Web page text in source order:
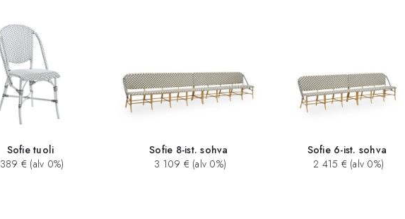
Sofie tuoli
389 € (alv 0%)
Sofie 8-ist. sohva
3 109 € (alv 0%)
Sofie 6-ist. sohva
2 415 € (alv 0%)